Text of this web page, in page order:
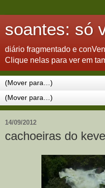
soantes: só
diário fragmentado e
Clique nelas para ver em
14/09/2012
cachoeiras do keve